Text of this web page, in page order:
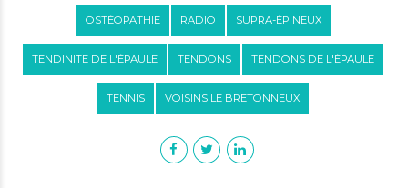
OSTÉOPATHIE RADIO SUPRA-ÉPINEUX
TENDINITE DE L'ÉPAULE TENDONS TENDONS DE L'ÉPAULE
TENNIS VOISINS LE BRETONNEUX